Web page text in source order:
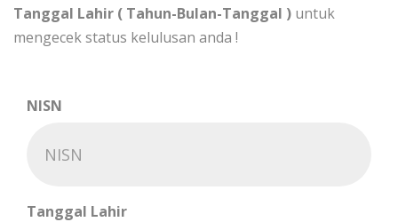
Tanggal Lahir ( Tahun-Bulan-Tanggal ) untuk
mengecek status kelulusan anda !
NISN
Tanggal Lahir